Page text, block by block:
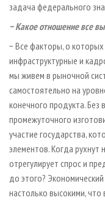
задача федерального
− Какое отношение все
− Все факторы, о которых
инфраструктурные и
мы живем в рыночной
самостоятельно на
конечного продукта. Без
промежуточного
участие государства,
элементов. Когда рухнут
отрегулирует спрос и
до этого?
настолько высокими,